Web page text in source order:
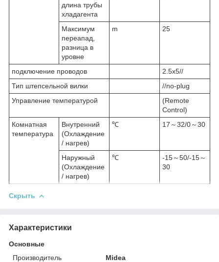
длина трубы
хладагента
Максимум
переапад,
разница в
уровне
m 25
подключение проводов
2.5x5//
Тип штепсельной вилки
//no-plug
Управление температурой
(Remote
Control)
Комнатная
температура
Внутренний
(Охлаждение
/ нагрев)
℃ 17～32/0～30
Наружный
(Охлаждение
/ нагрев)
℃
-15～50/-15～
30
Скрыть
Характеристики
Основные
Производитель
Midea